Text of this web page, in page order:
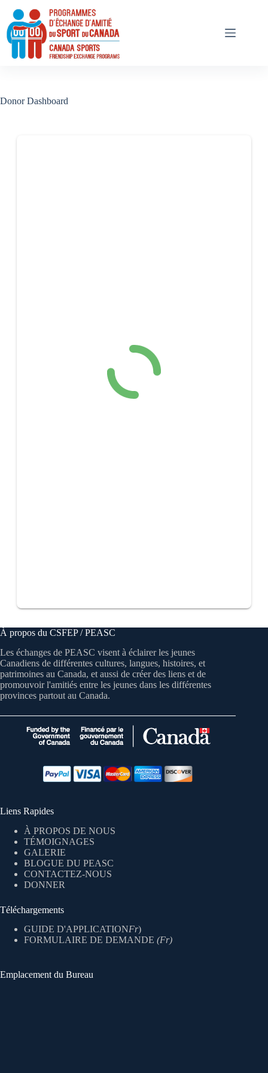
content
Donor Dashboard
À propos du CSFEP / PEASC
Les échanges de PEASC visent à éclairer les jeunes
Canadiens de différentes cultures, langues, histoires, et
patrimoines au Canada, et aussi de créer des liens et de
promouvoir l'amitiés entre les jeunes dans les différentes
provinces partout au Canada.
Liens Rapides
À PROPOS DE NOUS
TÉMOIGNAGES
GALERIE
BLOGUE DU PEASC
CONTACTEZ-NOUS
DONNER
Téléchargements
GUIDE D'APPLICATIONFr)
FORMULAIRE DE DEMANDE (Fr)
Emplacement du Bureau